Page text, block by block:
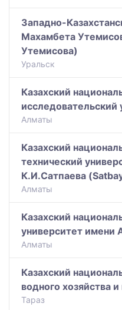
Западно-
Махамбета
Утемисова)
Уральск
Казахский
Алматы
Казахский
технический
К.И.Сатпаева
Алматы
Казахский
университет имени
Алматы
Казахский
водного хозяйства
Тараз